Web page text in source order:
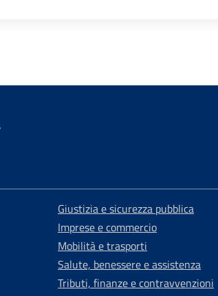
Giustizia e sicurezza pubblica
Imprese e commercio
Mobilità e trasporti
Salute, benessere e assistenza
Tributi, finanze e contravvenzioni